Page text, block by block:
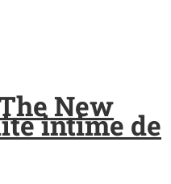
New
intime de